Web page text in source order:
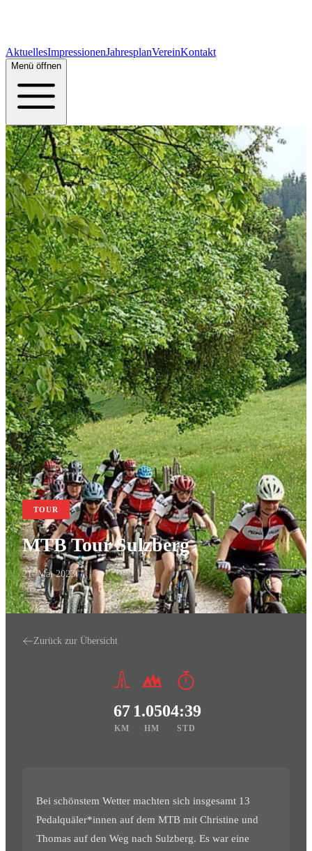
AktuellesImpressionenJahresplanVereinKontakt
Menü öffnen
TOUR
MTB Tour Sulzberg
21. Mai 2023
Zurück zur Übersicht
67
KM
1.050
HM
4:39
STD
Bei schönstem Wetter machten sich insgesamt 13
Pedalquäler*innen auf dem MTB mit Christine und
Thomas auf den Weg nach Sulzberg. Es war eine